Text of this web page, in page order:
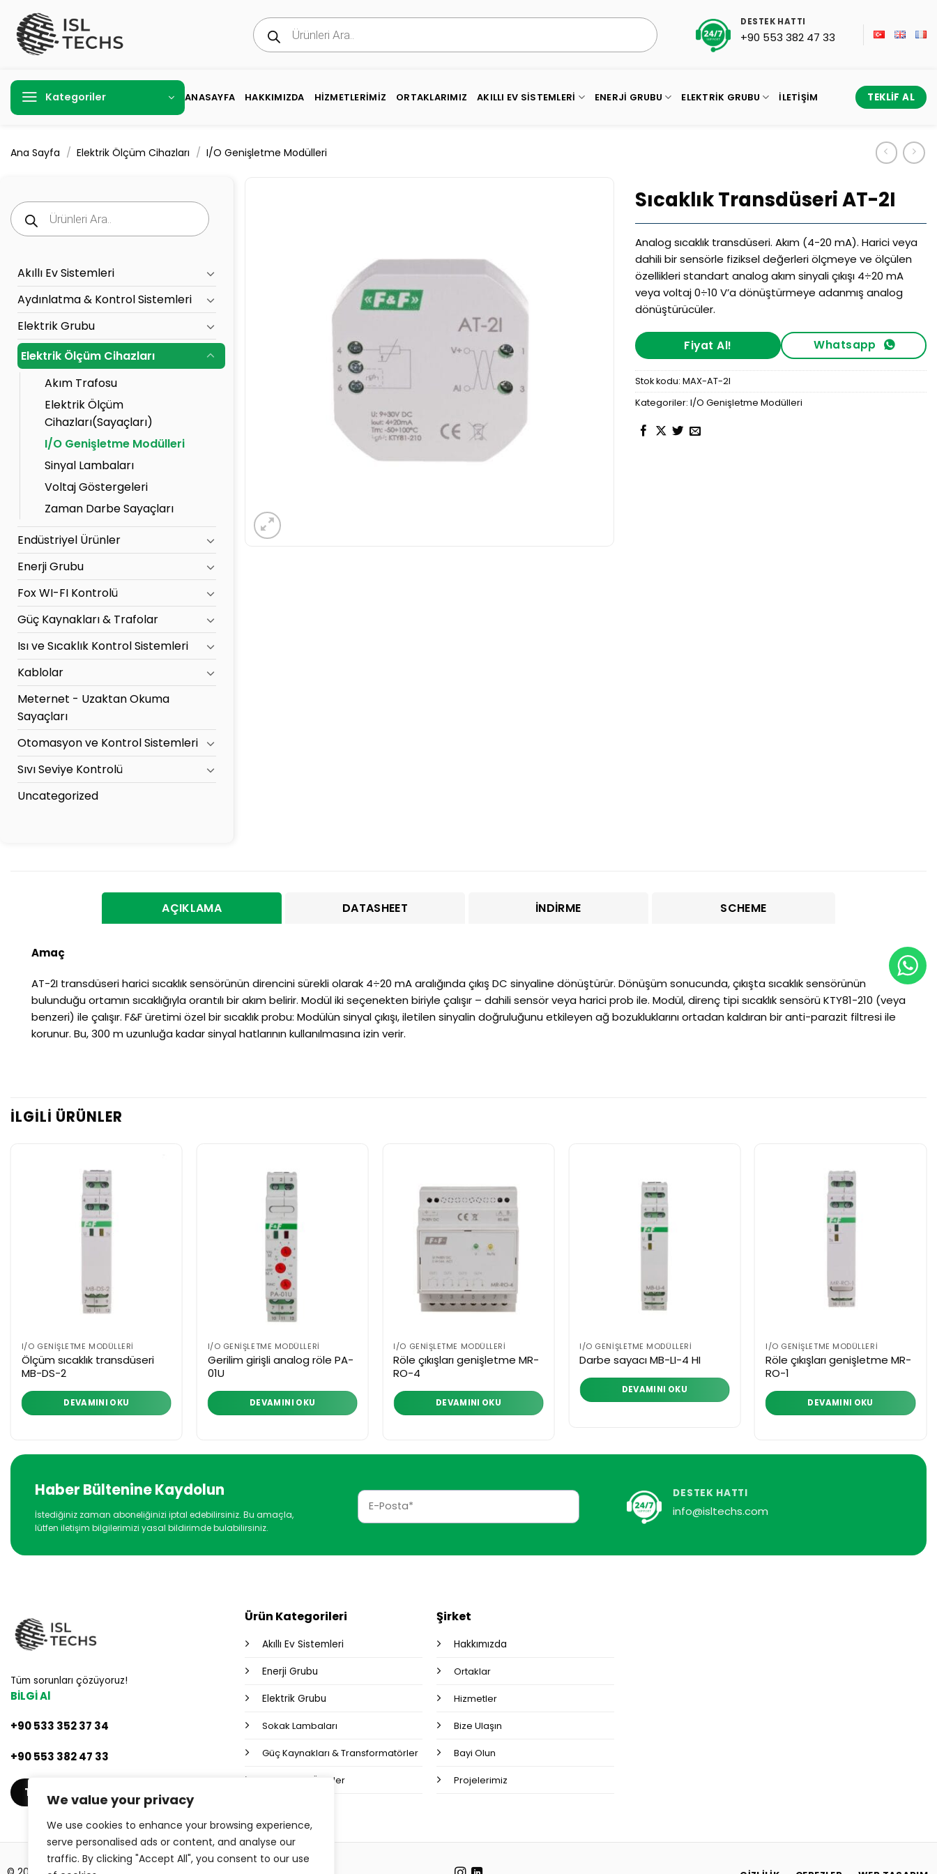
We value your privacy
We use cookies to enhance your browsing experience,
serve personalised ads or content, and analyse our
traffic. By clicking "Accept All", you consent to our use
atla
Products
search
DESTEK HATTI
+90 553 382 47 33
Kategoriler ANASAYFA HAKKIMIZDA HIZMETLERIMIZ ORTAKLARIMIZ AKILLI EV SISTEMLERI ENERJI GRUBU ELEKTRIK GRUBU İLETIŞIM TEKLIF AL
Ana Sayfa / Elektrik Ölçüm Cihazları / I/O Genişletme Modülleri
Sıcaklık Transdüseri AT-2I
Analog sıcaklık transdüseri. Akım (4-20 mA). Harici veya
dahili bir sensörle fiziksel değerleri ölçmeye ve ölçülen
özellikleri standart analog akım sinyali çıkışı 4÷20 mA
veya voltaj 0÷10 V’a dönüştürmeye adanmış analog
dönüştürücüler.
Fiyat Al! Whatsapp
Stok kodu: MAX-AT-2I
Kategoriler: I/O Genişletme Modülleri
Products
search
Akıllı Ev Sistemleri
Aydınlatma & Kontrol Sistemleri
Elektrik Grubu
Elektrik Ölçüm Cihazları
Akım Trafosu
Elektrik Ölçüm
Cihazları(Sayaçları)
I/O Genişletme Modülleri
Sinyal Lambaları
Voltaj Göstergeleri
Zaman Darbe Sayaçları
Endüstriyel Ürünler
Enerji Grubu
Fox WI-FI Kontrolü
Güç Kaynakları & Trafolar
Isı ve Sıcaklık Kontrol Sistemleri
Kablolar
Meternet - Uzaktan Okuma
Sayaçları
Otomasyon ve Kontrol Sistemleri
Sıvı Seviye Kontrolü
Uncategorized
AÇIKLAMA DATASHEET İNDIRME SCHEME
Amaç
AT-2I transdüseri harici sıcaklık sensörünün direncini sürekli olarak 4÷20 mA aralığında çıkış DC sinyaline dönüştürür. Dönüşüm sonucunda, çıkışta sıcaklık sensörünün
bulunduğu ortamın sıcaklığıyla orantılı bir akım belirir. Modül iki seçenekten biriyle çalışır – dahili sensör veya harici prob ile. Modül, direnç tipi sıcaklık sensörü KTY81-210 (veya
benzeri) ile çalışır. F&F üretimi özel bir sıcaklık probu: Modülün sinyal çıkışı, iletilen sinyalin doğruluğunu etkileyen ağ bozukluklarını ortadan kaldıran bir anti-parazit filtresi ile
korunur. Bu, 300 m uzunluğa kadar sinyal hatlarının kullanılmasına izin verir.
İLGILI ÜRÜNLER
I/O GENIŞLETME MODÜLLERI
Ölçüm sıcaklık transdüseri
MB-DS-2
DEVAMINI OKU
I/O GENIŞLETME MODÜLLERI
Gerilim girişli analog röle PA-
01U
DEVAMINI OKU
I/O GENIŞLETME MODÜLLERI
Röle çıkışları genişletme MR-
RO-4
DEVAMINI OKU
I/O GENIŞLETME MODÜLLERI
Darbe sayacı MB-LI-4 HI
DEVAMINI OKU
I/O GENIŞLETME MODÜLLERI
Röle çıkışları genişletme MR-
RO-1
DEVAMINI OKU
Haber Bültenine Kaydolun
İstediğiniz zaman aboneliğinizi iptal edebilirsiniz. Bu amaçla,
lütfen iletişim bilgilerimizi yasal bildirimde bulabilirsiniz.
DESTEK HATTI
info@isltechs.com
Tüm sorunları çözüyoruz!
BİLGİ Al
+90 533 352 37 34
+90 553 382 47 33
TEKLIF AL
Ürün Kategorileri
Akıllı Ev Sistemleri
Enerji Grubu
Elektrik Grubu
Sokak Lambaları
Güç Kaynakları & Transformatörler
Endüstriyel Ürünler
Şirket
Hakkımızda
Ortaklar
Hizmetler
Bize Ulaşın
Bayi Olun
Projelerimiz